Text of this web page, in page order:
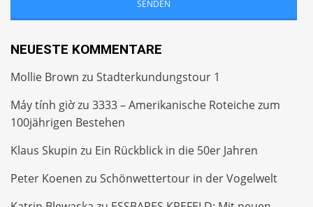
NEUESTE KOMMENTARE
Mollie Brown zu Stadterkundungstour 1
Máy tính giờzu 3333 – Amerikanische Roteiche zum
100jährigen Bestehen
Klaus Skupin zu Ein Rückblick in die 50er Jahren
Peter Koenen zu Schönwettertour in der Vogelwelt